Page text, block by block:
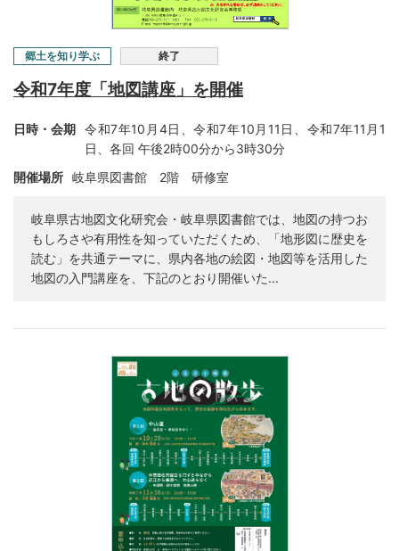
郷土を知り学ぶ 終了
令和7年度「地図講座」を開催
日時・会期 令和7年10月4日、令和7年10月11日、令和7年11月1
日、各回 午後2時00分から3時30分
開催場所 岐阜県図書館 2階 研修室
岐阜県古地図文化研究会・岐阜県図書館では、地図の持つお
もしろさや有用性を知っていただくため、「地形図に歴史を
読む」を共通テーマに、県内各地の絵図・地図等を活用した
地図の入門講座を、下記のとおり開催いた...